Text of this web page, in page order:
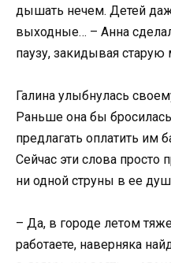
дышать нечем. Детей
выходные… – Анна
паузу, закидывая
Галина улыбнулась
Раньше она бы
предлагать оплатить им
Сейчас эти слова просто
ни одной струны в ее
– Да, в городе летом
работаете, наверняка